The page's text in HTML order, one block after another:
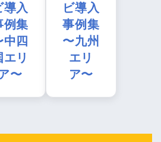
導入
例集
中四
エリ
〜
ビ導入
事例集
〜九州
エリ
ア〜